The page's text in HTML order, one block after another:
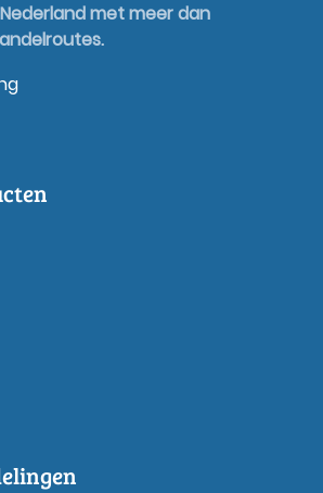
met meer dan